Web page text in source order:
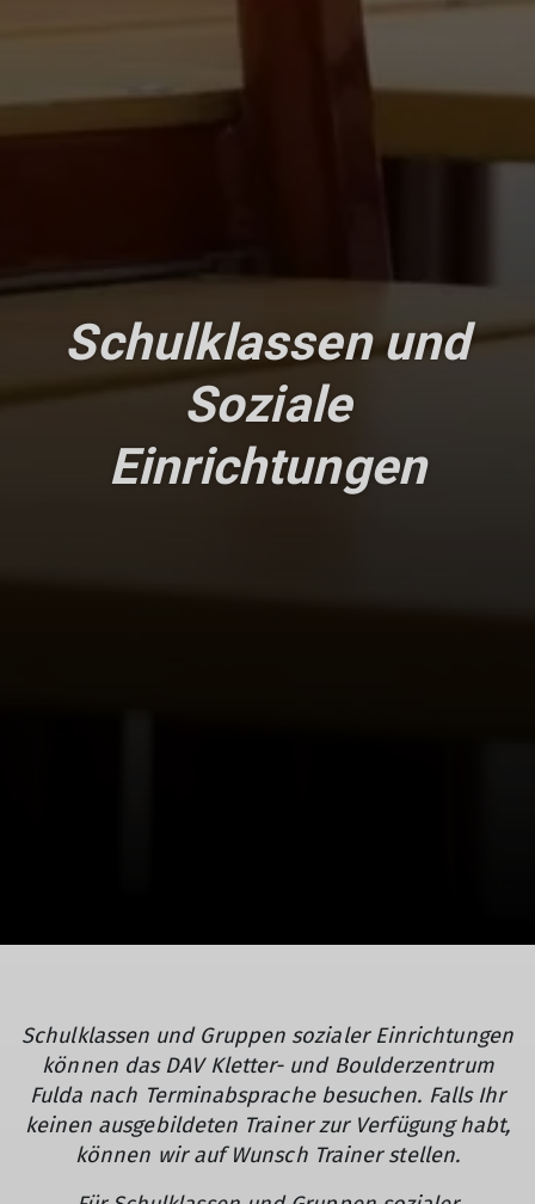
Schulklassen und
Soziale
Einrichtungen
Schulklassen und Gruppen sozialer Einrichtungen
können das DAV Kletter- und Boulderzentrum
Fulda nach Terminabsprache besuchen. Falls Ihr
keinen ausgebildeten Trainer zur Verfügung habt,
können wir auf Wunsch Trainer stellen.